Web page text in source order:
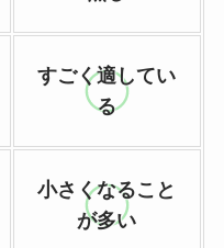
すごく適してい
る
小さくなること
が多い